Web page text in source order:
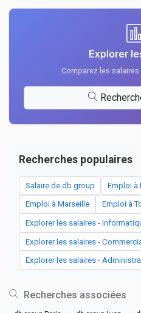
Explorer
Comparez les
Recherches populaires
Salaire de db group Emploi à
Emploi à Marseille Emploi à
Explorer les salaires -
Explorer les salaires -
Explorer les salaires -
Recherches associées